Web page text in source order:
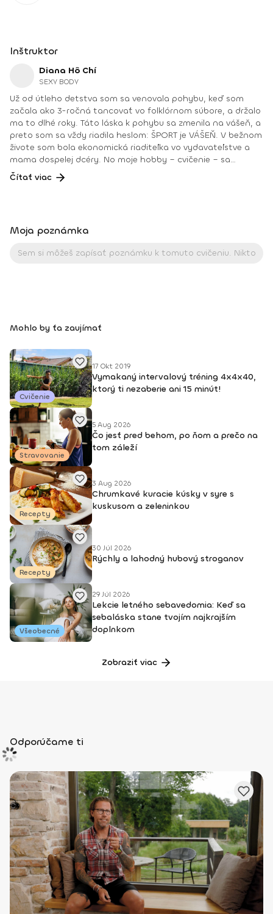
Inštruktor
Diana Hô Chí
SEXY BODY
Už od útleho detstva som sa venovala pohybu, keď som
začala ako 3-ročná tancovať vo folklórnom súbore, a držalo
ma to dlhé roky. Táto láska k pohybu sa zmenila na vášeň, a
preto som sa vždy riadila heslom: ŠPORT je VÁŠEŇ. V bežnom
živote som bola ekonomická riaditeľka vo vydavateľstve a
mama dospelej dcéry. No moje hobby – cvičenie – sa
dostávalo do popredia už dlhé roky. Takmer dennodenne
som viedla skupinové tréningy a pre svojich klientov som
ocenením bola vždy pre mňa pozitívna spätná väzba od
• Kondičný tréner 1. kv. stupňa • Certifikovaná lektorka
Čítať viac
Moja poznámka
Mohlo by ťa zaujímať
Cvičenie
17 Okt 2019
Vymakaný intervalový tréning 4x4x40,
ktorý ti nezaberie ani 15 minút!
Stravovanie
5 Aug 2026
Čo jesť pred behom, po ňom a prečo na
tom záleží
Recepty
3 Aug 2026
Chrumkavé kuracie kúsky v syre s
kuskusom a zeleninkou
Recepty
30 Júl 2026
Rýchly a lahodný hubový stroganov
Všeobecné
29 Júl 2026
Lekcie letného sebavedomia: Keď sa
sebaláska stane tvojím najkrajším
doplnkom
Zobraziť viac
Odporúčame ti